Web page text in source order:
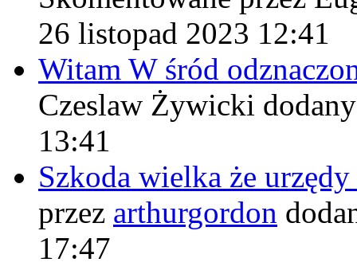
26 listopad 2023 12:41
Witam W śród
Czeslaw Żywicki
13:41
Szkoda wielka że
przez arthurgordon
17:47